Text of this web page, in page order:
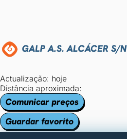
GALP A.S. ALCÁCER S/N
Actualização: hoje
Distância aproximada:
Comunicar preços
Guardar favorito